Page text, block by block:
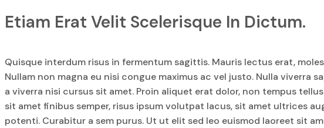
Etiam Erat Velit Scelerisque In Dictum.
Quisque interdum risus in fermentum sagittis. Mauris lectus erat,
Nullam non magna eu nisi congue maximus ac vel justo. Nulla viverra
a viverra nisi cursus sit amet. Proin aliquet erat dolor, non tempus
sit amet finibus semper, risus ipsum volutpat lacus, sit amet ultrices
potenti. Curabitur a sem purus. Ut ut elit sed leo euismod laoreet sit